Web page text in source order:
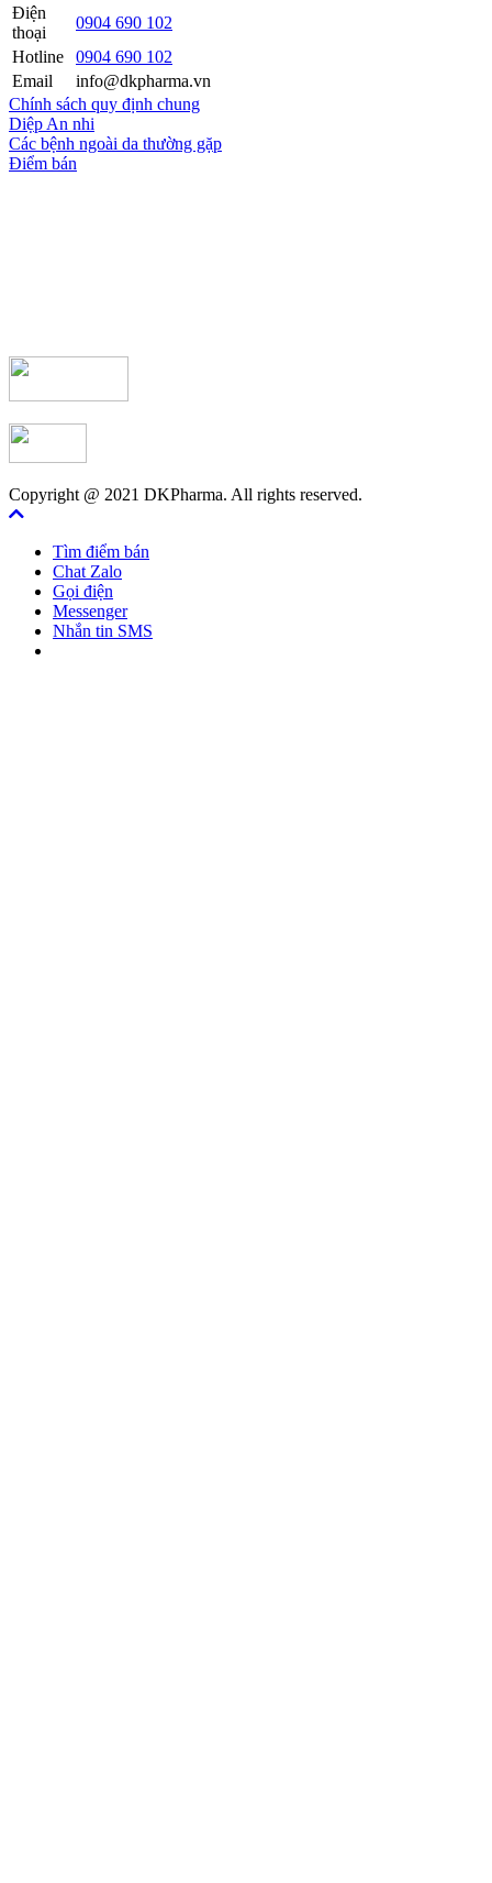
Điện
thoại
0904 690 102
Hotline
0904 690 102
Email
info@dkpharma.vn
Chính sách quy định chung
Diệp An nhi
Các bệnh ngoài da thường gặp
Điểm bán
Copyright @ 2021 DKPharma. All rights reserved.
Tìm điểm bán
Chat Zalo
Gọi điện
Messenger
Nhắn tin SMS